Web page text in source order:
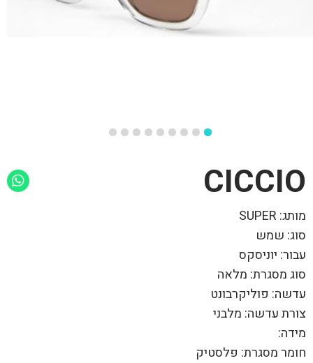
CICCIO
מותג: SUPER
סוג: שמש
עבור: יוניסקס
סוג מסגרת: מלאה
עדשה: פוליקרבונט
צורת עדשה: מלבני
מידה:
חומר מסגרת: פלסטיק